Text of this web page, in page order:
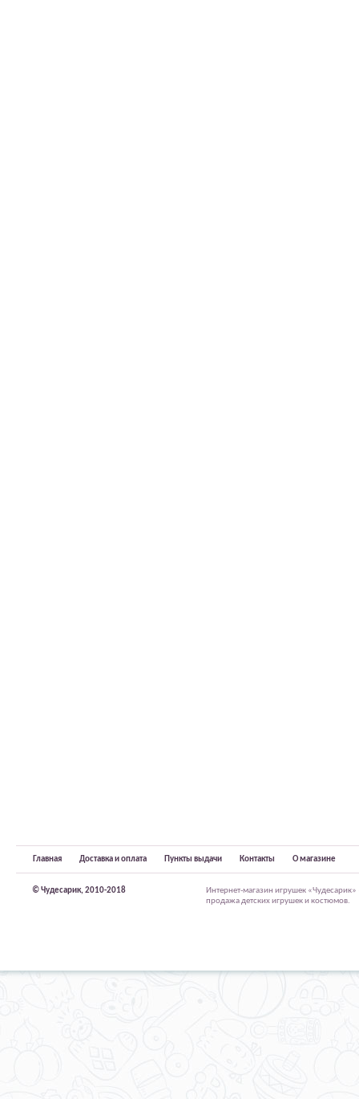
Главная Доставка и оплата Пункты выдачи Контакты О магазине
© Чудесарик, 2010-2018
Интернет-магазин игрушек
продажа детских игрушек и костюмов.